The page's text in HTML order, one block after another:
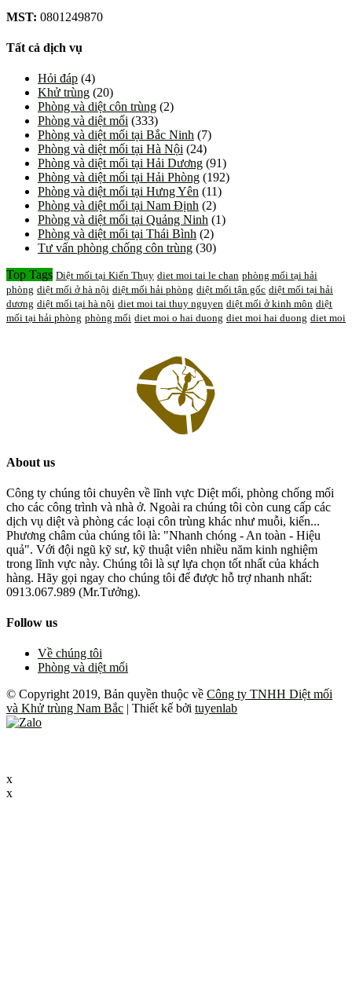
MST: 0801249870
Tất cả dịch vụ
Hỏi đáp (4)
Khử trùng (20)
Phòng và diệt côn trùng (2)
Phòng và diệt mối (333)
Phòng và diệt mối tại Bắc Ninh (7)
Phòng và diệt mối tại Hà Nội (24)
Phòng và diệt mối tại Hải Dương (91)
Phòng và diệt mối tại Hải Phòng (192)
Phòng và diệt mối tại Hưng Yên (11)
Phòng và diệt mối tại Nam Định (2)
Phòng và diệt mối tại Quảng Ninh (1)
Phòng và diệt mối tại Thái Bình (2)
Tư vấn phòng chống côn trùng (30)
Top Tags Diệt mối tại Kiến Thụy diet moi tai le chan phòng mối tại hải
phòng diệt mối ở hà nội diệt mối hải phòng diệt mối tận gốc diệt mối tại hải
dương diệt mối tại hà nội diet moi tai thuy nguyen diệt mối ở kinh môn diệt
mối tại hải phòng phòng mối diet moi o hai duong diet moi hai duong diet moi
About us
Công ty chúng tôi chuyên về lĩnh vực Diệt mối, phòng chống mối
cho các công trình và nhà ở. Ngoài ra chúng tôi còn cung cấp các
dịch vụ diệt và phòng các loại côn trùng khác như muỗi, kiến...
Phương châm của chúng tôi là: "Nhanh chóng - An toàn - Hiệu
quả". Với đội ngũ kỹ sư, kỹ thuật viên nhiều năm kinh nghiệm
trong lĩnh vực này. Chúng tôi là sự lựa chọn tốt nhất của khách
hàng. Hãy gọi ngay cho chúng tôi để được hỗ trợ nhanh nhất:
0913.067.989 (Mr.Tưởng).
Follow us
Về chúng tôi
Phòng và diệt mối
© Copyright 2019, Bản quyền thuộc về Công ty TNHH Diệt mối
và Khử trùng Nam Bắc | Thiết kế bởi tuyenlab
x
x